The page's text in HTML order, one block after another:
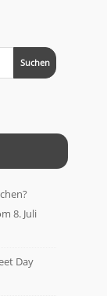
8. Juli
Day